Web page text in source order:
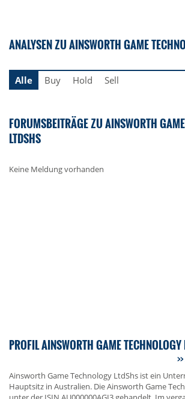
ANALYSEN ZU AINSWORTH GAME
Alle
Buy Hold Sell
FORUMSBEITRÄGE ZU AINSWORTH
LTDSHS
Keine Meldung vorhanden
PROFIL AINSWORTH GAME TECHNOLOGY
Ainsworth Game Technology LtdShs ist ein
Hauptsitz in Australien. Die Ainsworth Game